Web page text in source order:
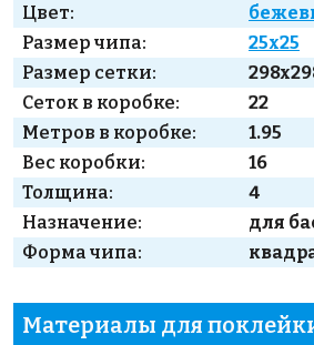
Цвет:
Размер чипа:
25x25
Размер сетки:
Сеток в коробке:
22
Метров в коробке:
1.95
Вес коробки:
16
Толщина:
4
Назначение:
для
Форма чипа:
Материалы для